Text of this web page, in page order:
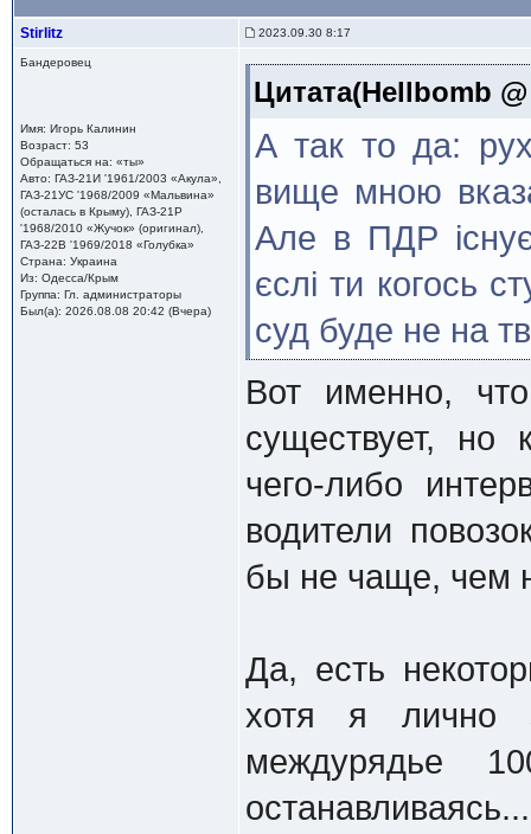
Stirlitz 2023.09.30 8:17
Бандеровец
Имя: Игорь Калинин
Возраст: 53
Обращаться на: «ты»
Авто: ГАЗ-21И '1961/2003 «Акула»,
ГАЗ-21УС '1968/2009 «Мальвина»
(осталась в Крыму), ГАЗ-21Р
'1968/2010 «Жучок» (оригинал),
ГАЗ-22В '1969/2018 «Голубка»
Страна: Украина
Из: Одесса/Крым
Группа: Гл. администраторы
Был(а): 2026.08.08 20:42 (Вчера)
Цитата(Hellbomb
А так то да:
вище мною
Але в ПДР
єслі ти когось
суд буде не на
Вот именно,
существует, но
чего-либо
водители
бы не чаще, чем
Да, есть
хотя я лично
междурядье